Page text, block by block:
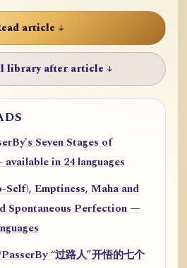
article ↓
library after article ↓
Seven Stages of
in 24 languages
Self), Emptiness, Maha and
Spontaneous Perfection —
“过路人”开悟的七个